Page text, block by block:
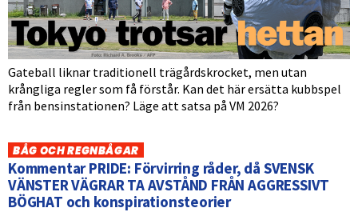
Gateball liknar traditionell trägårdskrocket, men utan
krångliga regler som få förstår. Kan det här ersätta kubbspel
från bensinstationen? Läge att satsa på VM 2026?
BÅG OCH REGNBÅGAR
Kommentar PRIDE: Förvirring råder, då SVENSK
VÄNSTER VÄGRAR TA AVSTÅND FRÅN AGGRESSIVT
BÖGHAT och konspirationsteorier